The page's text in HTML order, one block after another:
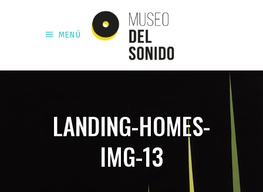
MENÚ
LANDING-HOMES-
IMG-13